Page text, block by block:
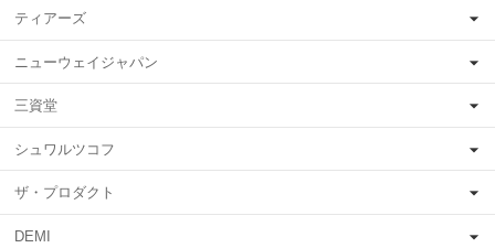
ティアーズ
ニューウェイジャパン
三資堂
シュワルツコフ
ザ・プロダクト
DEMI